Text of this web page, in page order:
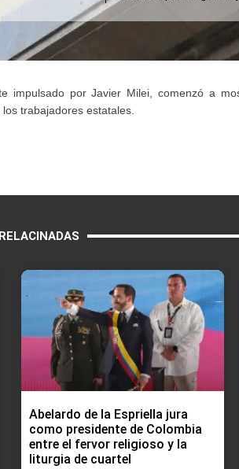
impulsado por Javier Milei, comenzó a
trabajadores estatales.
Abelardo de la Espriella jura
como presidente de Colombia
entre el fervor religioso y la
liturgia de cuartel